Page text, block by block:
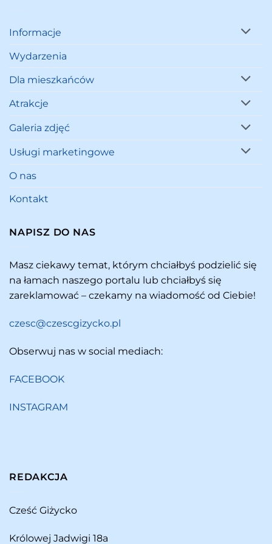
Informacje
Wydarzenia
Dla mieszkańców
Atrakcje
Galeria zdjęć
Usługi marketingowe
O nas
Kontakt
NAPISZ DO NAS
Masz ciekawy temat, którym chciałbyś podzielić się
na łamach naszego portalu lub chciałbyś się
zareklamować – czekamy na wiadomość od Ciebie!
czesc@czescgizycko.pl
Obserwuj nas w social mediach:
FACEBOOK
INSTAGRAM
REDAKCJA
Cześć Giżycko
Królowej Jadwigi 18a